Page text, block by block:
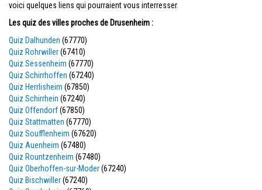
voici quelques liens qui pourraient vous interresser.
Les quiz des villes proches de Drusenheim :
Quiz Dalhunden (67770)
Quiz Rohrwiller(67410)
Quiz Sessenheim (67770)
Quiz Schirrhoffen (67240)
Quiz Herrlisheim (67850)
Quiz Schirrhein (67240)
Quiz Offendorf(67850)
Quiz Stattmatten (67770)
Quiz Soufflenheim (67620)
Quiz Auenheim (67480)
Quiz Rountzenheim (67480)
Quiz Oberhoffen-sur-Moder(67240)
Quiz Bischwiller(67240)